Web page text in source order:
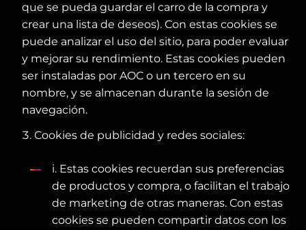
que se pueda guardar el carro de la compra y
crear una lista de deseos). Con estas cookies se
puede analizar el uso del sitio, para poder evaluar
y mejorar su rendimiento. Estas cookies pueden
ser instaladas por AOC o un tercero en su
nombre, y se almacenan durante la sesión de
navegación.
Cookies de publicidad y redes sociales:
i. Estas cookies recuerdan sus preferencias
de productos y compra, o facilitan el trabajo
de marketing de otras maneras. Con estas
cookies se pueden compartir datos con los